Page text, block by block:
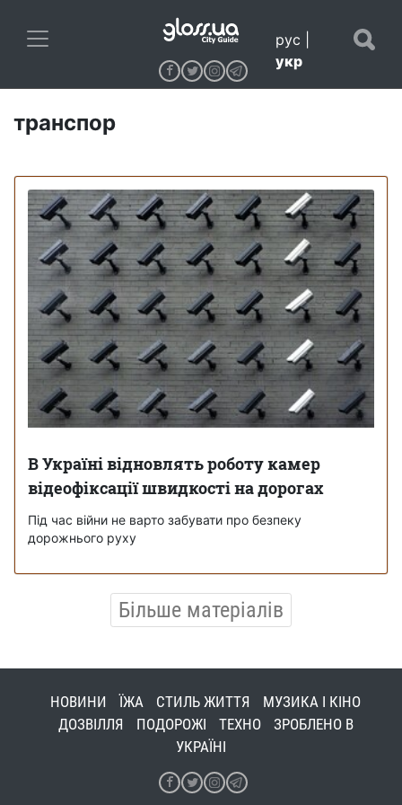
рус
укр
транспор
В Україні відновлять роботу камер
відеофіксації швидкості на дорогах
Під час війни не варто забувати про безпеку
дорожнього руху
Більше матеріалів
НОВИНИ ЇЖА СТИЛЬ ЖИТТЯ
МУЗИКА І КІНО
ДОЗВІЛЛЯ
ПОДОРОЖІ ТЕХНО
ЗРОБЛЕНО В
УКРАЇНІ